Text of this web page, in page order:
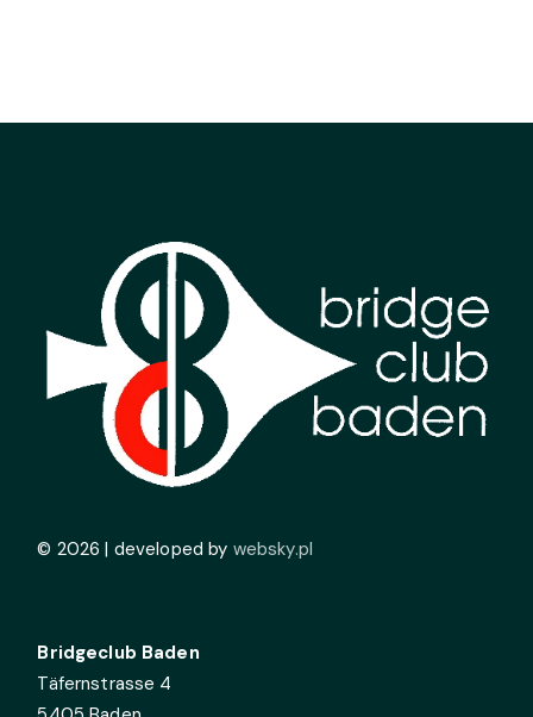
© 2026 | developed by websky.pl
Bridgeclub Baden
Täfernstrasse 4